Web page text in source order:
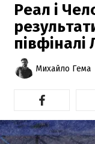
Реал і
півфіналі
Михайло Гема